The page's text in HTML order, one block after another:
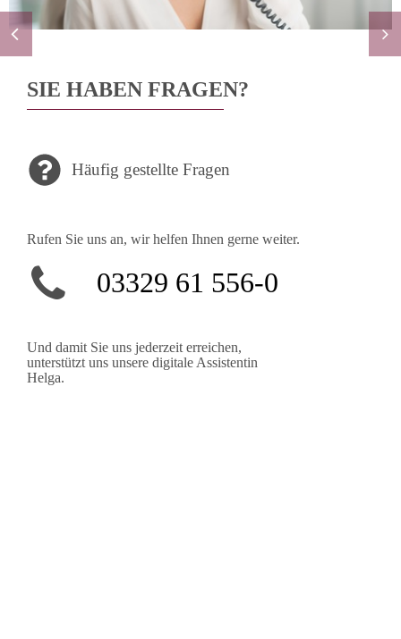
SIE HABEN FRAGEN?
Häufig gestellte Fragen
Rufen Sie uns an, wir helfen Ihnen gerne weiter.
03329 61 556-0
Und damit Sie uns jederzeit erreichen,
unterstützt uns unsere digitale Assistentin
Helga.